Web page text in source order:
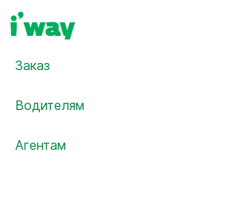
Заказ
Водителям
Агентам